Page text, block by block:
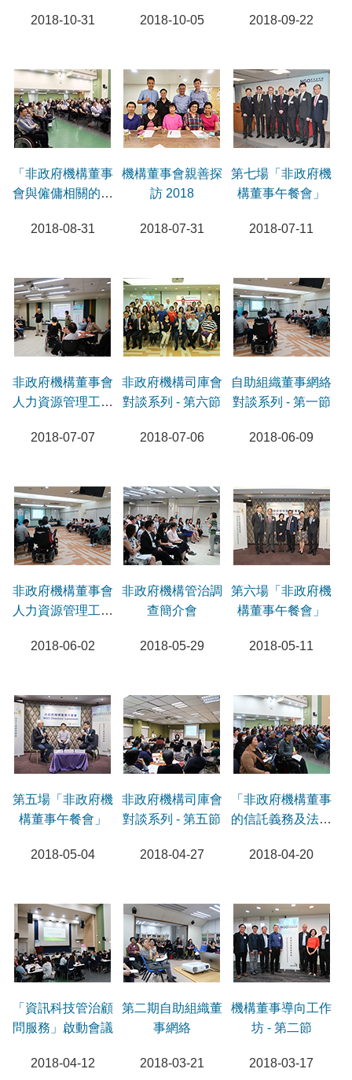
2018-10-31 2018-10-05 2018-09-22
「非政府機構董事
會與僱傭相關的責
2018-08-31
機構董事會親善探
訪 2018
2018-07-31
第七場「非政府機
構董事午餐會」
2018-07-11
非政府機構董事會
人力資源管理工作
2018-07-07
非政府機構司庫會
對談系列 - 第六節
2018-07-06
自助組織董事網絡
對談系列 - 第一節
2018-06-09
非政府機構董事會
人力資源管理工作
2018-06-02
非政府機構管治調
查簡介會
2018-05-29
第六場「非政府機
構董事午餐會」
2018-05-11
第五場「非政府機
構董事午餐會」
2018-05-04
非政府機構司庫會
對談系列 - 第五節
2018-04-27
「非政府機構董事
的信託義務及法律
2018-04-20
「資訊科技管治顧
問服務」啟動會議
2018-04-12
第二期自助組織董
事網絡
2018-03-21
機構董事導向工作
坊 - 第二節
2018-03-17